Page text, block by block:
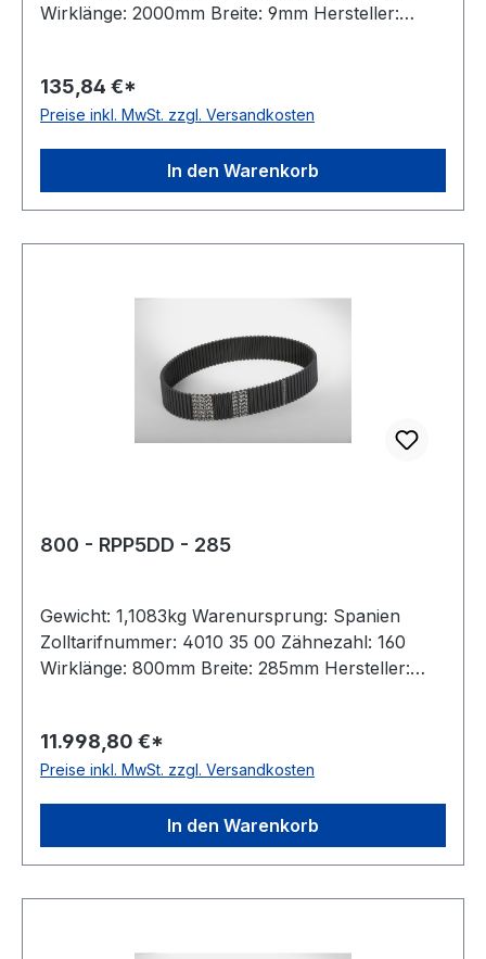
Wirklänge: 2000mm Breite: 9mm Hersteller:
135,84 €*
Preise inkl. MwSt. zzgl. Versandkosten
In den Warenkorb
800 - RPP5DD - 285
Gewicht: 1,1083kg Warenursprung: Spanien
Zolltarifnummer: 4010 35 00 Zähnezahl: 160
Wirklänge: 800mm Breite: 285mm Hersteller:
11.998,80 €*
Preise inkl. MwSt. zzgl. Versandkosten
In den Warenkorb